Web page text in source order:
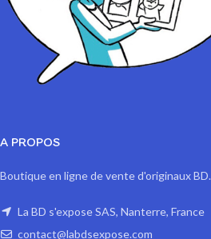
A PROPOS
Boutique en ligne de vente d'originaux BD.
La BD s'expose SAS, Nanterre, France
contact@labdsexpose.com